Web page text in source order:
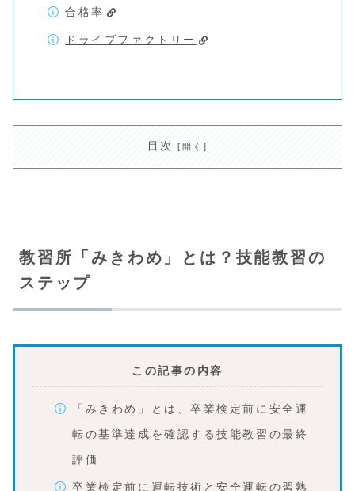
合格率
ドライブファクトリー
目次
教習所「みきわめ」とは？技能教習の
ステップ
この記事の内容
「みきわめ」とは、卒業検定前に安全運
転の基準達成を確認する技能教習の最終
評価
卒業検定前に運転技術と安全運転の習熟